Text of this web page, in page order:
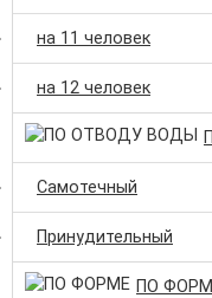
на 11 человек
на 12 человек
Самотечный
Принудительный
ПО